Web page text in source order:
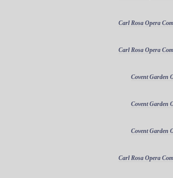
Carl Rosa Opera
Carl Rosa Opera
Covent Garden
Covent Garden
Covent Garden
Carl Rosa Opera